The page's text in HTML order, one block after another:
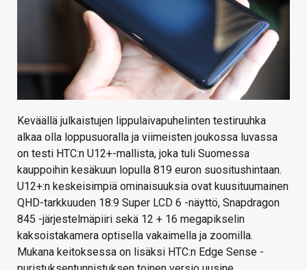
Keväällä julkaistujen lippulaivapuhelinten testiruuhka
alkaa olla loppusuoralla ja viimeisten joukossa luvassa
on testi HTC:n U12+-mallista, joka tuli Suomessa
kauppoihin kesäkuun lopulla 819 euron suositushintaan.
U12+:n keskeisimpiä ominaisuuksia ovat kuusituumainen
QHD-tarkkuuden 18:9 Super LCD 6 -näyttö, Snapdragon
845 -järjestelmäpiiri sekä 12 + 16 megapikselin
kaksoistakamera optisella vakaimella ja zoomilla.
Mukana keitoksessa on lisäksi HTC:n Edge Sense -